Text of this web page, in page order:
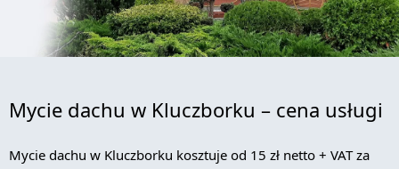
Mycie dachu w Kluczborku – cena usługi
Mycie dachu w Kluczborku kosztuje od 15 zł netto + VAT za